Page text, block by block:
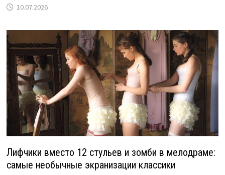
10.07.2026
Лифчики вместо 12 стульев и зомби в мелодраме:
самые необычные экранизации классики